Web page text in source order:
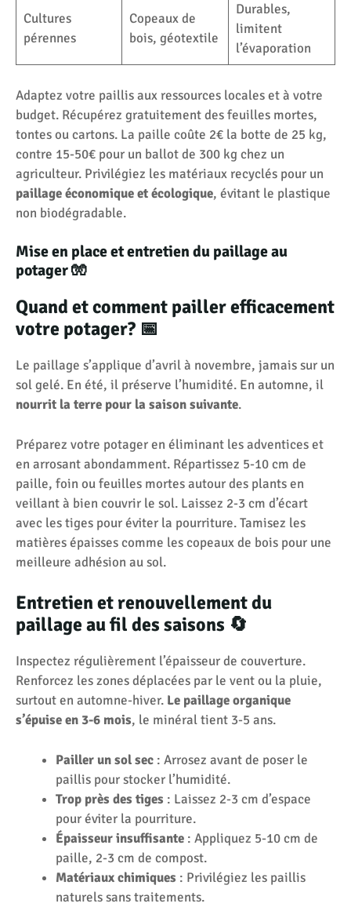
Cultures
pérennes
Copeaux de
bois, géotextile
Durables,
limitent
l’évaporation
Adaptez votre paillis aux ressources locales et à votre
budget. Récupérez gratuitement des feuilles mortes,
tontes ou cartons. La paille coûte 2€ la botte de 25 kg,
contre 15-50€ pour un ballot de 300 kg chez un
agriculteur. Privilégiez les matériaux recyclés pour un
paillage économique et écologique, évitant le plastique
non biodégradable.
Mise en place et entretien du paillage au
potager 🧤
Quand et comment pailler efficacement
votre potager? 📅
Le paillage s’applique d’avril à novembre, jamais sur un
sol gelé. En été, il préserve l’humidité. En automne, il
nourrit la terre pour la saison suivante.
Préparez votre potager en éliminant les adventices et
en arrosant abondamment. Répartissez 5-10 cm de
paille, foin ou feuilles mortes autour des plants en
veillant à bien couvrir le sol. Laissez 2-3 cm d’écart
avec les tiges pour éviter la pourriture. Tamisez les
matières épaisses comme les copeaux de bois pour une
meilleure adhésion au sol.
Entretien et renouvellement du
paillage au fil des saisons 🔄
Inspectez régulièrement l’épaisseur de couverture.
Renforcez les zones déplacées par le vent ou la pluie,
surtout en automne-hiver. Le paillage organique
s’épuise en 3-6 mois, le minéral tient 3-5 ans.
Pailler un sol sec : Arrosez avant de poser le
paillis pour stocker l’humidité.
Trop près des tiges : Laissez 2-3 cm d’espace
pour éviter la pourriture.
Épaisseur insuffisante : Appliquez 5-10 cm de
paille, 2-3 cm de compost.
Matériaux chimiques : Privilégiez les paillis
naturels sans traitements.